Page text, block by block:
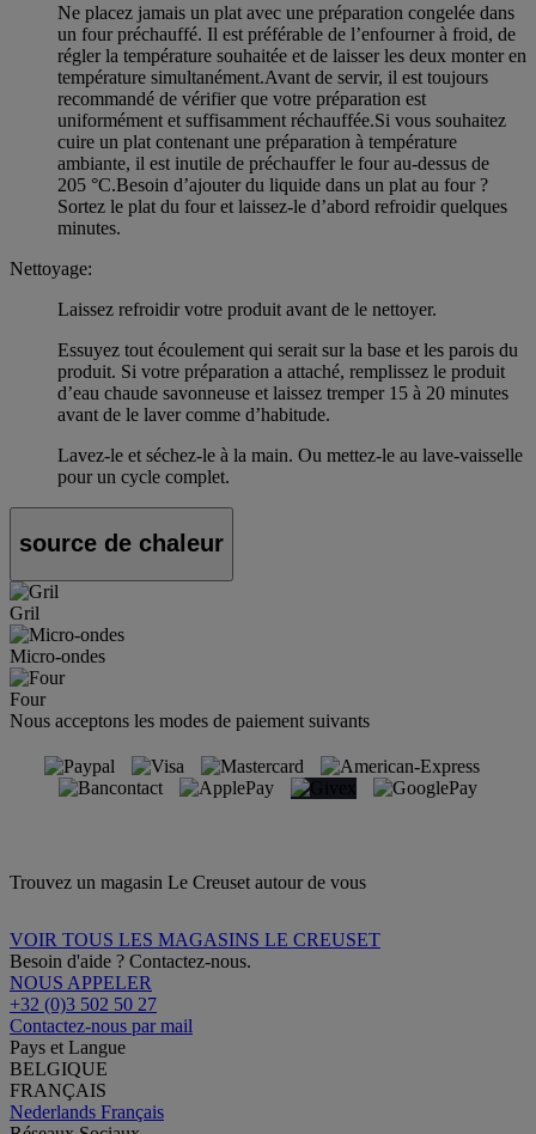
Ne placez jamais un plat avec une préparation congelée dans
un four préchauffé. Il est préférable de l’enfourner à froid, de
régler la température souhaitée et de laisser les deux monter en
température simultanément.Avant de servir, il est toujours
recommandé de vérifier que votre préparation est
uniformément et suffisamment réchauffée.Si vous souhaitez
cuire un plat contenant une préparation à température
ambiante, il est inutile de préchauffer le four au-dessus de
205 °C.Besoin d’ajouter du liquide dans un plat au four ?
Sortez le plat du four et laissez-le d’abord refroidir quelques
minutes.
Nettoyage:
Laissez refroidir votre produit avant de le nettoyer.
Essuyez tout écoulement qui serait sur la base et les parois du
produit. Si votre préparation a attaché, remplissez le produit
d’eau chaude savonneuse et laissez tremper 15 à 20 minutes
avant de le laver comme d’habitude.
Lavez-le et séchez-le à la main. Ou mettez-le au lave-vaisselle
pour un cycle complet.
source de chaleur
Gril
Micro-ondes
Four
Nous acceptons les modes de paiement suivants
Trouvez un magasin Le Creuset autour de vous
VOIR TOUS LES MAGASINS LE CREUSET
Besoin d'aide ? Contactez-nous.
NOUS APPELER
+32 (0)3 502 50 27
Contactez-nous par mail
Pays et Langue
BELGIQUE
FRANÇAIS
Nederlands Français